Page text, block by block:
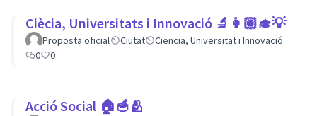
Ciècia, Universitats i Innovació 🔬👩🏽‍🎓💡
Proposta oficial Ciutat
Ciencia, Universitat i Innovació
0
0
Acció Social 🏠🥣🫂